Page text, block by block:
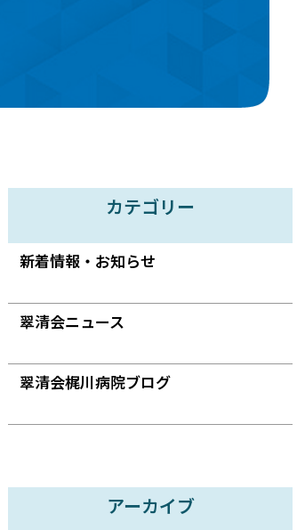
カテゴリー
新着情報・お知らせ
翠清会ニュース
翠清会梶川病院ブログ
アーカイブ